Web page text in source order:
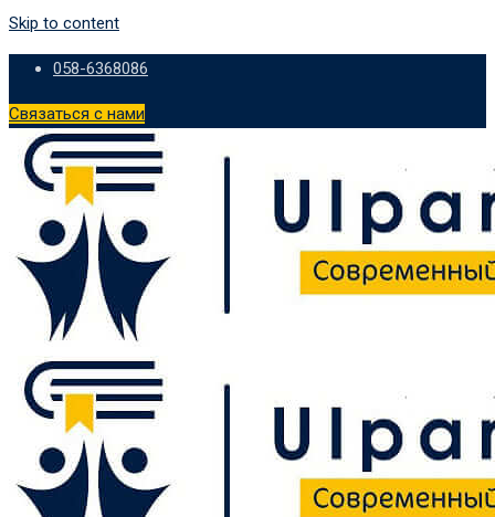
Skip to content
058-6368086
Связаться с нами